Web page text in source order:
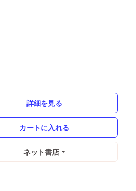
詳細を見る
ネット書店